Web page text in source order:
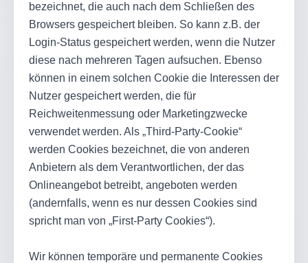
bezeichnet, die auch nach dem Schließen des
Browsers gespeichert bleiben. So kann z.B. der
Login-Status gespeichert werden, wenn die Nutzer
diese nach mehreren Tagen aufsuchen. Ebenso
können in einem solchen Cookie die Interessen der
Nutzer gespeichert werden, die für
Reichweitenmessung oder Marketingzwecke
verwendet werden. Als „Third-Party-Cookie“
werden Cookies bezeichnet, die von anderen
Anbietern als dem Verantwortlichen, der das
Onlineangebot betreibt, angeboten werden
(andernfalls, wenn es nur dessen Cookies sind
spricht man von „First-Party Cookies“).
Wir können temporäre und permanente Cookies